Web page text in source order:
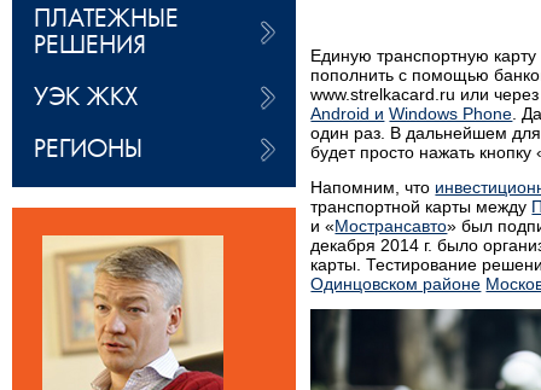
Единую транспортную
пополнить с помощью
www.strelkacard.ru или
Android и Windows Phone .
один раз. В дальнейшем
будет просто нажать
Напомним, что
транспортной карты между
и «Мострансавто» был
декабря 2014 г. было
карты. Тестирование
Одинцовском районе
ПЛАТЕЖНЫЕ
РЕШЕНИЯ
УЭК ЖКХ
РЕГИОНЫ